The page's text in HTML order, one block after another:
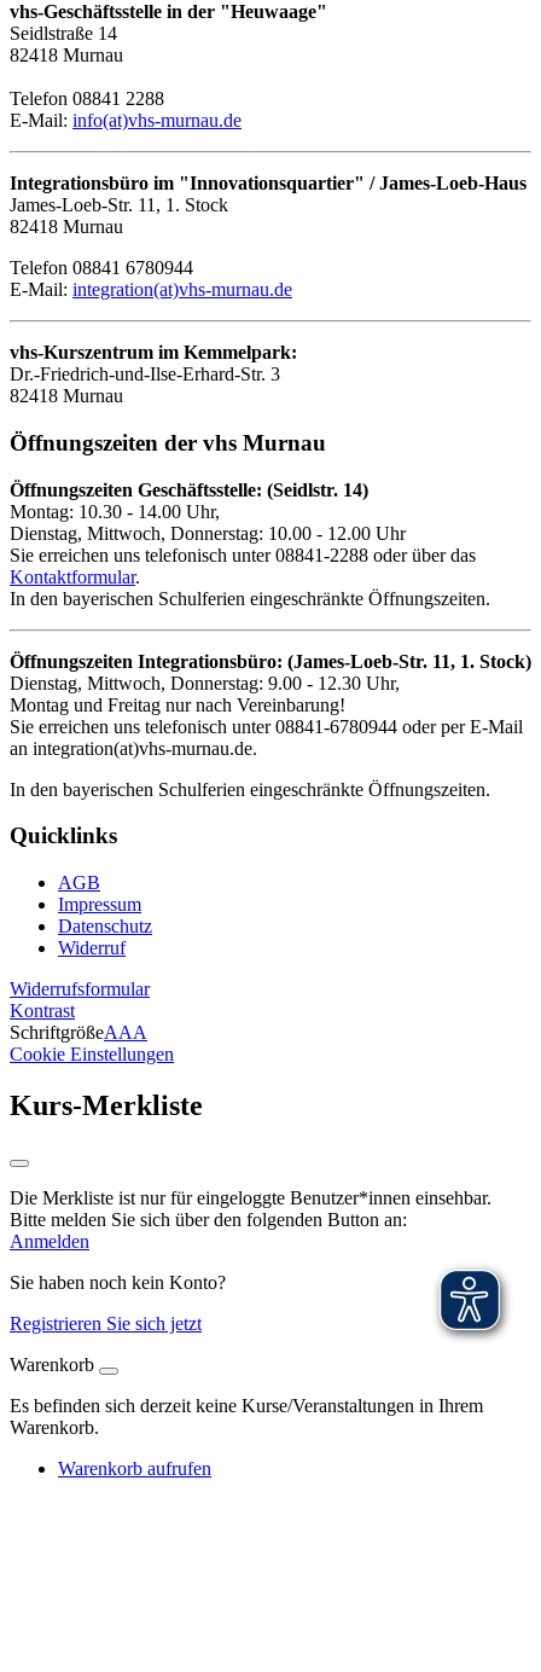
vhs-Geschäftsstelle in der "Heuwaage"
Seidlstraße 14
82418 Murnau
Telefon 08841 2288
E-Mail: info(at)vhs-murnau.de
Integrationsbüro im "Innovationsquartier" / James-Loeb-Haus
James-Loeb-Str. 11, 1. Stock
82418 Murnau
Telefon 08841 6780944
E-Mail: integration(at)vhs-murnau.de
vhs-Kurszentrum im Kemmelpark:
Dr.-Friedrich-und-Ilse-Erhard-Str. 3
82418 Murnau
Öffnungszeiten der vhs Murnau
Öffnungszeiten Geschäftsstelle: (Seidlstr. 14)
Montag: 10.30 - 14.00 Uhr,
Dienstag, Mittwoch, Donnerstag: 10.00 - 12.00 Uhr
Sie erreichen uns telefonisch unter 08841-2288 oder über das
Kontaktformular.
In den bayerischen Schulferien eingeschränkte Öffnungszeiten.
Öffnungszeiten Integrationsbüro: (James-Loeb-Str. 11, 1. Stock)
Dienstag, Mittwoch, Donnerstag: 9.00 - 12.30 Uhr,
Montag und Freitag nur nach Vereinbarung!
Sie erreichen uns telefonisch unter 08841-6780944 oder per E-Mail
an integration(at)vhs-murnau.de.
In den bayerischen Schulferien eingeschränkte Öffnungszeiten.
Quicklinks
AGB
Impressum
Datenschutz
Widerruf
Widerrufsformular
Kontrast
SchriftgrößeAAA
Cookie Einstellungen
Kurs-Merkliste
Die Merkliste ist nur für eingeloggte Benutzer*innen einsehbar.
Bitte melden Sie sich über den folgenden Button an:
Anmelden
Sie haben noch kein Konto?
Registrieren Sie sich jetzt
Warenkorb
Es befinden sich derzeit keine Kurse/Veranstaltungen in Ihrem
Warenkorb.
Warenkorb aufrufen